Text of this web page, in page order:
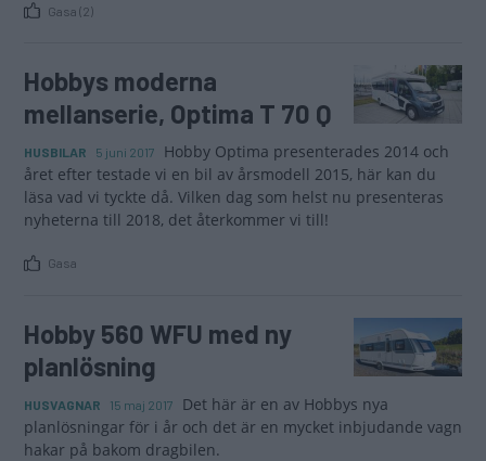
Gasa (2)
Hobbys moderna
mellanserie, Optima T 70 Q
HUSBILAR 5 juni 2017
Hobby Optima presenterades 2014 och
året efter testade vi en bil av årsmodell 2015, här kan du
läsa vad vi tyckte då. Vilken dag som helst nu presenteras
nyheterna till 2018, det återkommer vi till!
Gasa
Hobby 560 WFU med ny
planlösning
HUSVAGNAR 15 maj 2017
Det här är en av Hobbys nya
planlösningar för i år och det är en mycket inbjudande vagn
hakar på bakom dragbilen.